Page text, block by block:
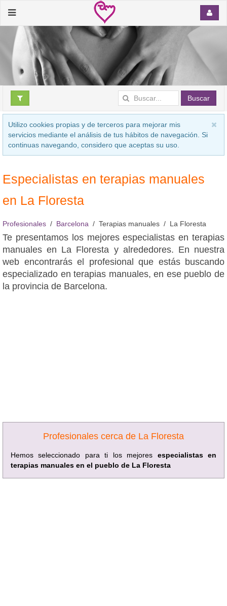
Buscar
Utilizo cookies propias y de terceros para mejorar mis
servicios mediante el análisis de tus hábitos de navegación. Si
continuas navegando, considero que aceptas su uso.
Especialistas en terapias manuales
en La Floresta
Profesionales Barcelona Terapias manuales La Floresta
Te presentamos los mejores especialistas en terapias
manuales en La Floresta y alrededores. En nuestra
web encontrarás el profesional que estás buscando
especializado en terapias manuales, en ese pueblo de
la provincia de Barcelona.
Profesionales cerca de La Floresta
Hemos seleccionado para ti los mejores especialistas en
terapias manuales en el pueblo de La Floresta